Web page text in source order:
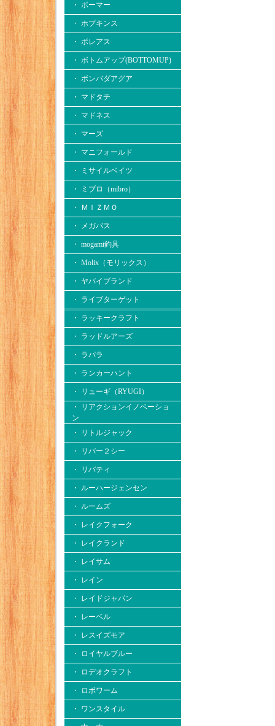
・ ボーマー
・ ホプキンス
・ ボレアス
・ ボトムアップ(BOTTOMUP)
・ ボンバダアグア
・ マドタチ
・ マドネス
・ マーズ
・ マニフォールド
・ ミサイルベイツ
・ ミブロ（mibro）
・ ＭＩＺＭＯ
・ メガバス
・ mogami釣具
・ Molix（モリックス）
・ ヤバイブランド
・ ライブターゲット
・ ラッキークラフト
・ ラッドルアーズ
・ ラパラ
・ ランカーハント
・ リューギ（RYUGI）
・ リアクションイノベーショ
ン
・ リトルジャック
・ リバー２シー
・ リバティ
・ ルーハージェンセン
・ ルームズ
・ レイクフォーク
・ レイクランド
・ レイサム
・ レイン
・ レイドジャパン
・ レーベル
・ レスイズモア
・ ロイヤルブルー
・ ロデオクラフト
・ ロボワーム
・ ワンスタイル